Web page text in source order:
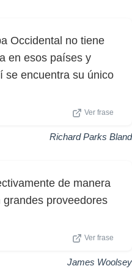
Occidental no tiene
en esos países y
se encuentra su único
Ver frase
Richard Parks Bland
de manera
proveedores
Ver frase
James Woolsey